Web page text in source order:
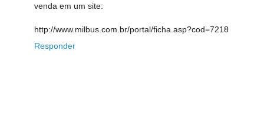
venda em um site:
http://www.milbus.com.br/portal/ficha.asp?cod=7218
Responder